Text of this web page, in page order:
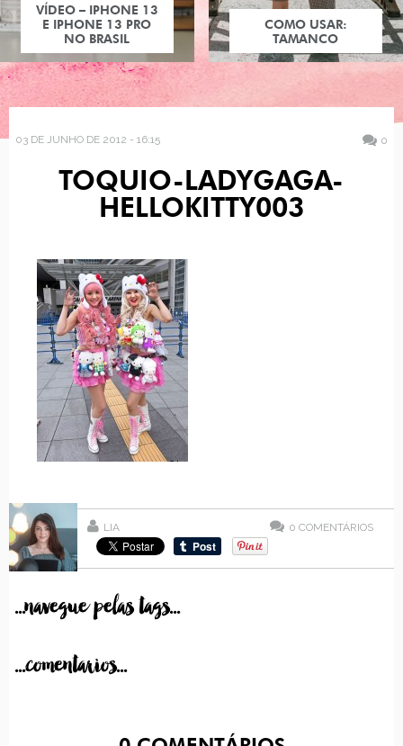
VÍDEO – IPHONE 13
E IPHONE 13 PRO
NO BRASIL
COMO USAR:
TAMANCO
03 DE JUNHO DE 2012 - 16:15 0
TOQUIO-LADYGAGA-
HELLOKITTY003
LIA 0 COMENTÁRIOS
...navegue pelas tags...
...comentarios...